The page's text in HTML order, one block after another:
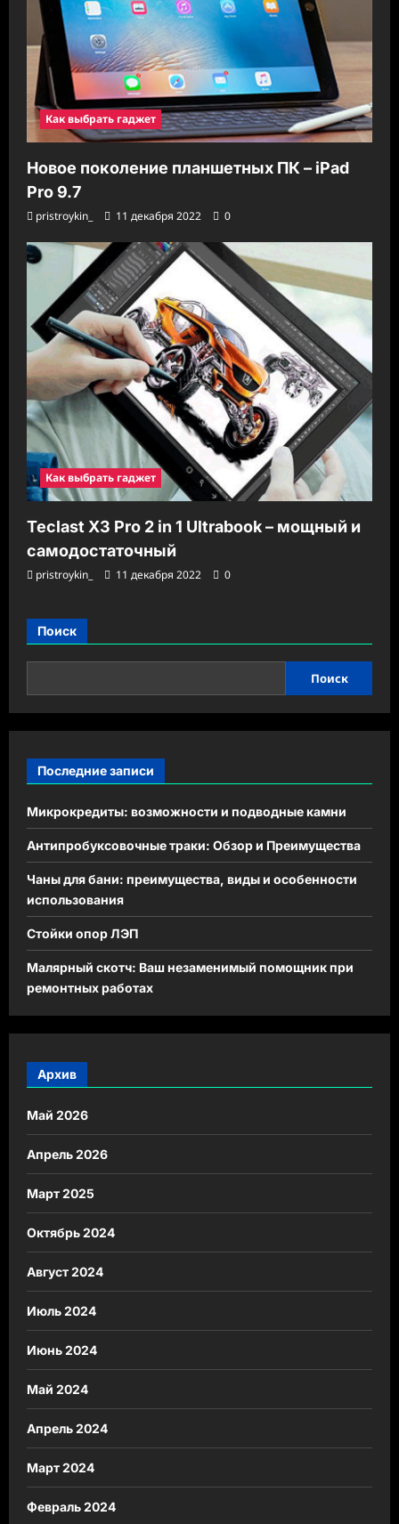
Как выбрать гаджет
Новое поколение планшетных ПК – iPad
Pro 9.7
pristroykin_ 11 декабря 2022 0
Как выбрать гаджет
Teclast X3 Pro 2 in 1 Ultrabook – мощный и
самодостаточный
pristroykin_ 11 декабря 2022 0
Поиск
Поиск
Последние записи
Микрокредиты: возможности и подводные камни
Антипробуксовочные траки: Обзор и Преимущества
Чаны для бани: преимущества, виды и особенности
использования
Стойки опор ЛЭП
Малярный скотч: Ваш незаменимый помощник при
ремонтных работах
Архив
Май 2026
Апрель 2026
Март 2025
Октябрь 2024
Август 2024
Июль 2024
Июнь 2024
Май 2024
Апрель 2024
Март 2024
Февраль 2024